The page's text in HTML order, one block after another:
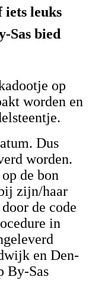
iets leuks
Sas bied
op
worden en
Dus
worden.
de bon
zijn/haar
de code
in
en Den-
By-Sas